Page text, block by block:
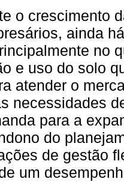
o crescimento
ainda
no
e uso do solo
atender o
necessidades
para a
do
de gestão
um